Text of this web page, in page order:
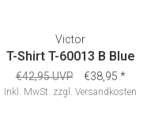
Victor
T-Shirt T-60013 B Blue
€42,95 UVP €38,95 *
Inkl. MwSt. zzgl. Versandkosten